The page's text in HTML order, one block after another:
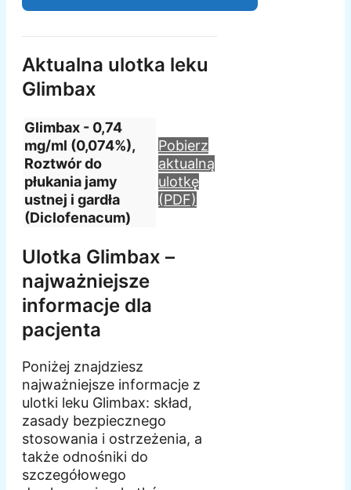
Aktualna ulotka leku
Glimbax
Glimbax - 0,74
mg/ml (0,074%),
Roztwór do
płukania jamy
ustnej i gardła
(Diclofenacum)
Pobierz
aktualną
ulotkę
(PDF)
Ulotka Glimbax –
najważniejsze
informacje dla
pacjenta
Poniżej znajdziesz
najważniejsze informacje z
ulotki leku Glimbax: skład,
zasady bezpiecznego
stosowania i ostrzeżenia, a
także odnośniki do
szczegółowego